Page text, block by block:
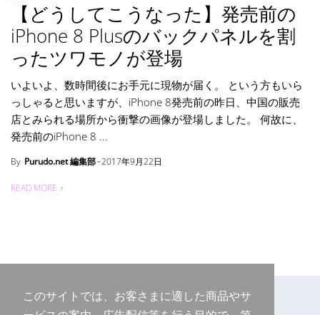
【どうしてこうなった】発売前の
iPhone 8 Plusのバックパネルを割
ったツワモノが登場
いよいよ、数時間後にお手元に現物が届く。 という方もいら
っしゃると思いますが、iPhone 8発売前の昨日、中国の販売
店とみられる場所から衝撃の画像が登場しました。 何故に、
発売前のiPhone 8 ...
By Purudo.net 編集部 2017年9月22日
READ MORE
このサイトでは、お客さまに適した商品やサ